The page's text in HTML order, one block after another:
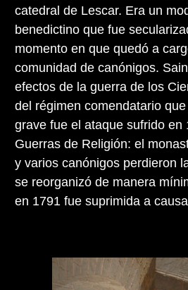
catedral de Lescar. Era un
benedictino que fue
momento en que quedó a
comunidad de canónigos.
efectos de la guerra de los
del régimen comendatario
grave fue el ataque sufrido en
Guerras de Religión: el
y varios canónigos perdieron
se reorganizó de manera
en 1791 fue suprimida a